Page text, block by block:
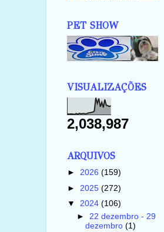
PET SHOW
VISUALIZAÇÕES
2,038,987
ARQUIVOS
► 2026 (159)
► 2025 (272)
▼ 2024 (106)
► 22 dezembro - 29
dezembro (1)